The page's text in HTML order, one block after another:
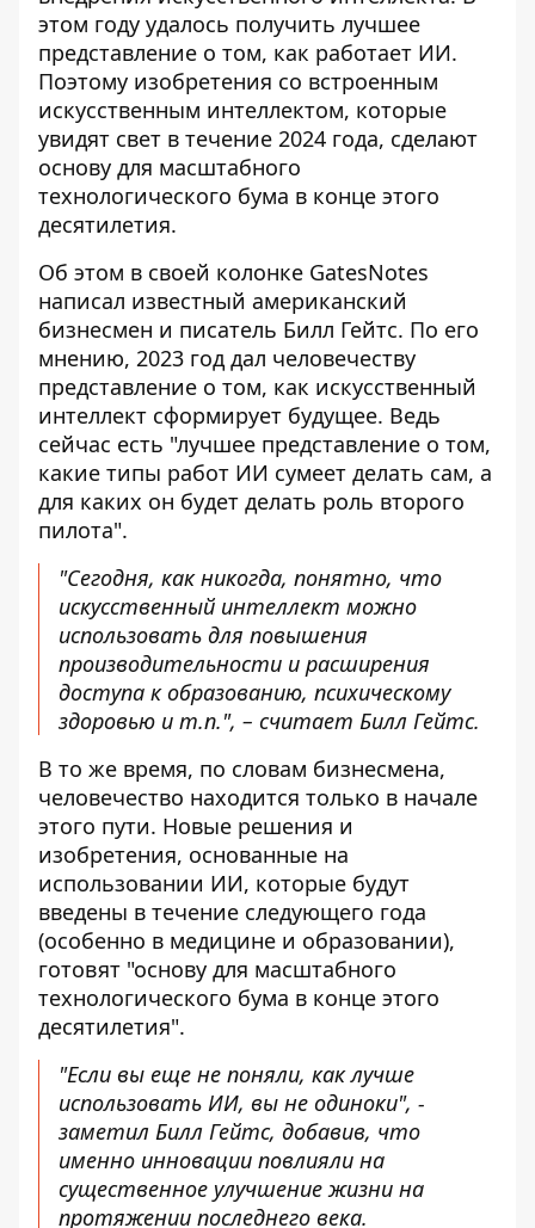
этом году удалось получить лучшее
представление о том, как работает ИИ.
Поэтому изобретения со встроенным
искусственным интеллектом, которые
увидят свет в течение 2024 года, сделают
основу для масштабного
технологического бума в конце этого
десятилетия.
Об этом в своей колонке GatesNotes
написал известный американский
бизнесмен и писатель Билл Гейтс. По его
мнению, 2023 год дал человечеству
представление о том, как искусственный
интеллект сформирует будущее. Ведь
сейчас есть "лучшее представление о том,
какие типы работ ИИ сумеет делать сам, а
для каких он будет делать роль второго
пилота".
"Сегодня, как никогда, понятно, что
искусственный интеллект можно
использовать для повышения
производительности и расширения
доступа к образованию, психическому
здоровью и т.п.", – считает Билл Гейтс.
В то же время, по словам бизнесмена,
человечество находится только в начале
этого пути. Новые решения и
изобретения, основанные на
использовании ИИ, которые будут
введены в течение следующего года
(особенно в медицине и образовании),
готовят "основу для масштабного
технологического бума в конце этого
десятилетия".
"Если вы еще не поняли, как лучше
использовать ИИ, вы не одиноки", -
заметил Билл Гейтс, добавив, что
именно инновации повлияли на
существенное улучшение жизни на
протяжении последнего века.